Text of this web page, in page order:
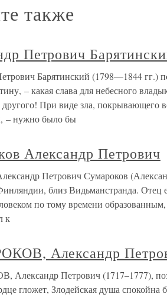
также
Петрович
Барятинский (1798—1844 гг.)
– какая слава для небесного
другого! При виде зла, покрывающего
– нужно было бы
Александр Петрович
Петрович Сумароков
близ Видьманстранда. Отец
по тому времени
к
Александр
Петрович (1717–1777),
гложет, Злодейская душа